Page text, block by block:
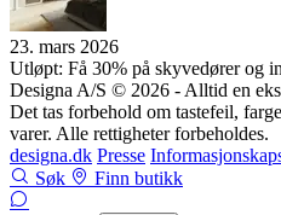
23. mars 2026
Utløpt: Få 30% på skyvedører og
Designa A/S © 2026 - Alltid en
Det tas forbehold om tastefeil,
varer. Alle rettigheter forbeholdes.
designa.dk Presse
Søk
Finn butikk